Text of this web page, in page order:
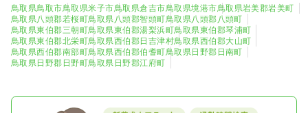
日野郡江府町 0
鳥取県鳥取市鳥取県米子市鳥取県倉吉市鳥取県境港市鳥取県岩美郡岩美町
鳥取県八頭郡若桜町鳥取県八頭郡智頭町鳥取県八頭郡八頭町
鳥取県東伯郡三朝町鳥取県東伯郡湯梨浜町鳥取県東伯郡琴浦町
鳥取県東伯郡北栄町鳥取県西伯郡日吉津村鳥取県西伯郡大山町
鳥取県西伯郡南部町鳥取県西伯郡伯耆町鳥取県日野郡日南町
鳥取県日野郡日野町鳥取県日野郡江府町